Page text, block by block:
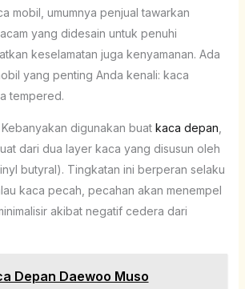
mobil, umumnya penjual tawarkan
yang didesain untuk penuhi
keselamatan juga kenyamanan. Ada
yang penting Anda kenali: kaca
tempered.
Kebanyakan digunakan buat kaca depan
dari dua layer kaca yang disusun oleh
butyral). Tingkatan ini berperan selaku
kaca pecah, pecahan akan menempel
akibat negatif cedera dari
Depan Daewoo Muso